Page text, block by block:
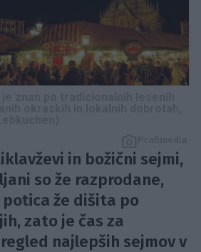
in božični sejmi,
so že razprodane,
potica že dišita po
zato je čas za
najlepših sejmov v